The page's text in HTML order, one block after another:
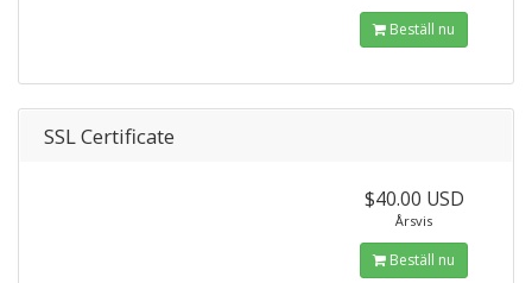
Beställ nu
SSL Certificate
$40.00 USD
Årsvis
Beställ nu